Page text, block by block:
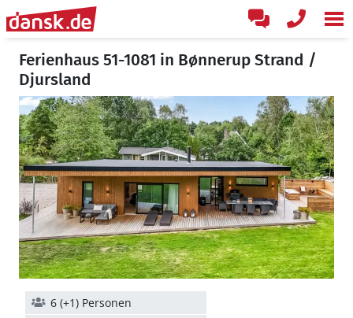
Ferienhaus 51-1081 in Bønnerup Strand /
Djursland
6 (+1) Personen